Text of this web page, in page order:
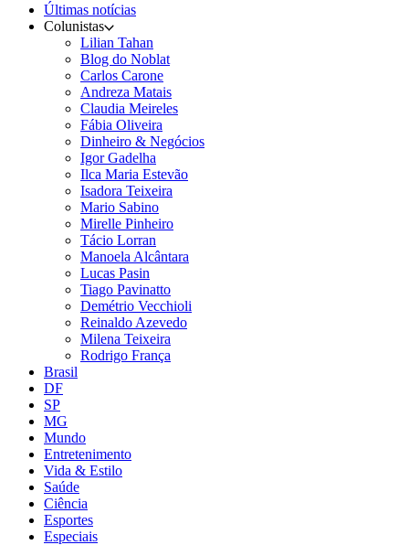
Últimas notícias
Colunistas
Lilian Tahan
Blog do Noblat
Carlos Carone
Andreza Matais
Claudia Meireles
Fábia Oliveira
Dinheiro & Negócios
Igor Gadelha
Ilca Maria Estevão
Isadora Teixeira
Mario Sabino
Mirelle Pinheiro
Tácio Lorran
Manoela Alcântara
Lucas Pasin
Tiago Pavinatto
Demétrio Vecchioli
Reinaldo Azevedo
Milena Teixeira
Rodrigo França
Brasil
DF
SP
MG
Mundo
Entretenimento
Vida & Estilo
Saúde
Ciência
Esportes
Especiais